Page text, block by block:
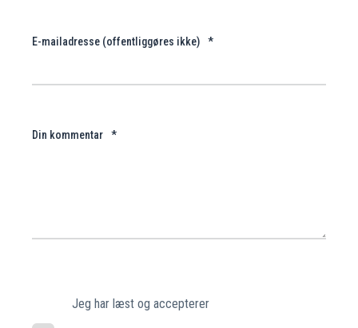
E-mailadresse (offentliggøres ikke) *
Din kommentar *
Jeg har læst og accepterer